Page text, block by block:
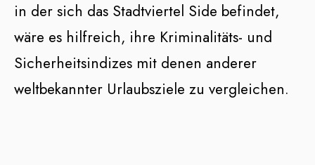
in der sich das Stadtviertel Side befindet,
wäre es hilfreich, ihre Kriminalitäts- und
Sicherheitsindizes mit denen anderer
weltbekannter Urlaubsziele zu vergleichen.